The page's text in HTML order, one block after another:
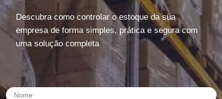
Descubra como controlar o estoque da sua
empresa de forma simples, prática e segura com
uma solução completa